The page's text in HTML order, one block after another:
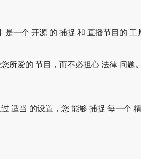
一个 开源 的 捕捉 和 直播节目的
所爱的 节目，而不必担心 法律 问题。
适当 的设置，您 能够 捕捉 每一个